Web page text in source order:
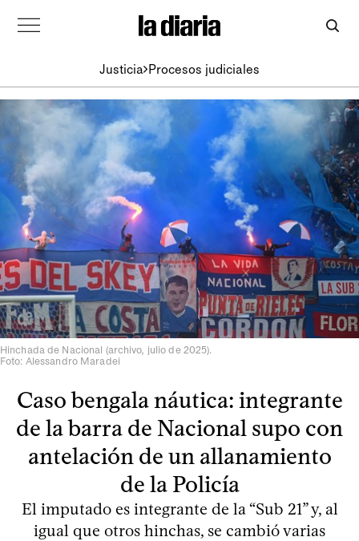
Justicia Procesos judiciales
Hinchada de Nacional (archivo, julio de 2025).
Foto: Alessandro Maradei
Caso bengala náutica: integrante
de la barra de Nacional supo con
antelación de un allanamiento
de la Policía
El imputado es integrante de la “Sub 21” y, al
igual que otros hinchas, se cambió varias